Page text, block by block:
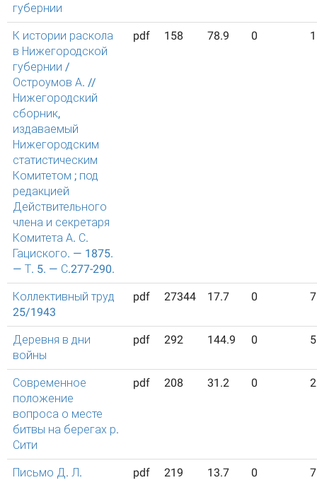
губернии
К истории раскола
в Нижегородской
губернии /
Остроумов А. //
Нижегородский
сборник,
издаваемый
Нижегородским
статистическим
Комитетом ; под
редакцией
Действительного
члена и секретаря
Комитета А. С.
Гациского. — 1875.
— Т. 5. — С.277-290.
pdf 158 78.9 0
Коллективный труд
25/1943
pdf 27344 17.7 0 7
Деревня в дни
войны
pdf 292 144.9 0
Современное
положение
вопроса о месте
битвы на берегах р.
Сити
pdf 208 31.2 0
Письмо Д. Л.
pdf 219 13.7 0 7